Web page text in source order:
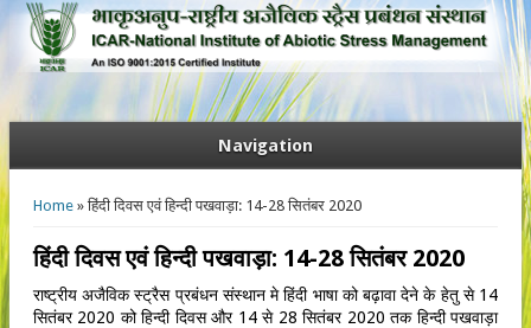
Navigation
You are here
Home» हिंदी दिवस एवं हिन्दी पखवाड़ा: 14-28 सितंबर 2020
हिंदी दिवस एवं हिन्दी पखवाड़ा: 14-28 सितंबर 2020
राष्ट्रीय अजैविक स्ट्रैस प्रबंधन संस्थान मे हिंदी भाषा को बढ़ावा देने के हेतु से 14
सितंबर 2020 को हिन्दी दिवस और 14 से 28 सितंबर 2020 तक हिन्दी पखवाड़ा